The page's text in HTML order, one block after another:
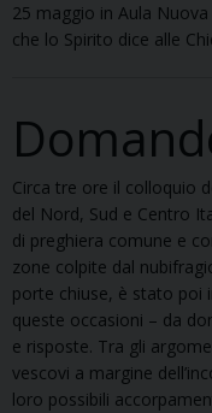
25 maggio in Aula
che lo Spirito dice alle
Circa tre ore il colloquio
del Nord, Sud e Centro
di preghiera comune e
zone colpite dal
porte chiuse, è stato poi
queste occasioni – da
e risposte. Tra gli
vescovi a margine
loro possibili